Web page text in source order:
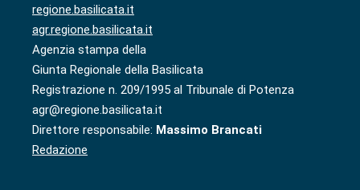
regione.basilicata.it
agr.regione.basilicata.it
Agenzia stampa della
Giunta Regionale della Basilicata
Registrazione n. 209/1995 al Tribunale di Potenza
agr@regione.basilicata.it
Direttore responsabile: Massimo Brancati
Redazione